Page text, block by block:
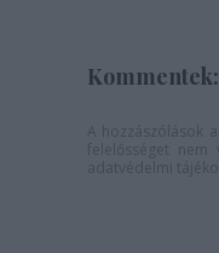
Kommentek: